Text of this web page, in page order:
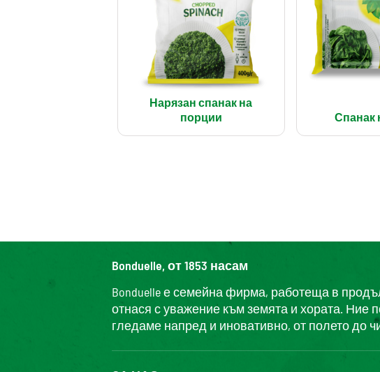
Нарязан спанак на
порции
Спанак
Bonduelle, от 1853 насам
Bonduelle е семейна фирма, работеща в
отнася с уважение към земята и хората. Ние
гледаме напред и иновативно, от полето до